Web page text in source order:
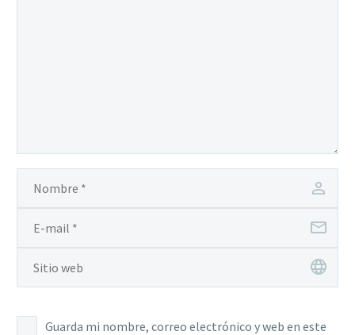
Guarda mi nombre, correo electrónico y web en este